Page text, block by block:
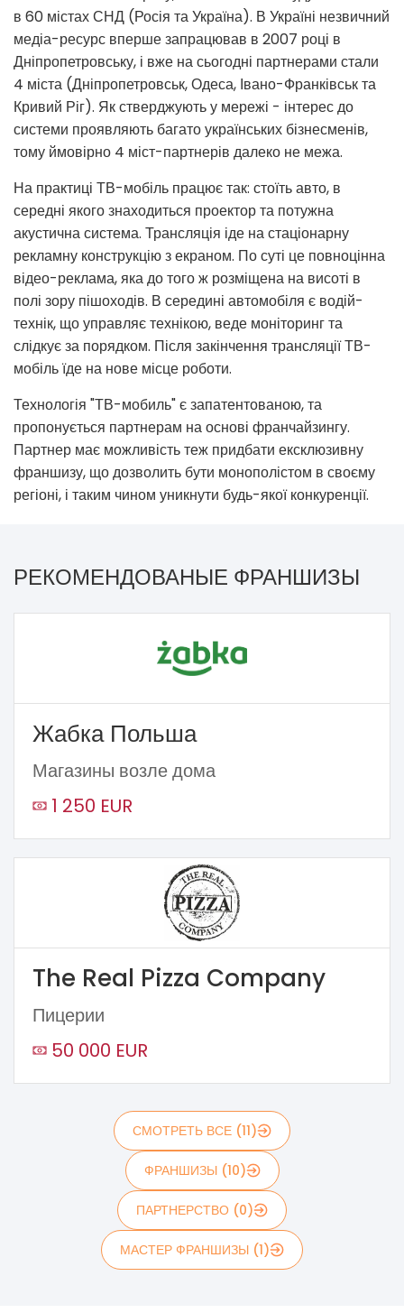
в 60 містах СНД (Росія та Україна). В Україні незвичний
медіа-ресурс вперше запрацював в 2007 році в
Дніпропетровську, і вже на сьогодні партнерами стали
4 міста (Дніпропетровськ, Одеса, Івано-Франківськ та
Кривий Ріг). Як стверджують у мережі - інтерес до
системи проявляють багато українських бізнесменів,
тому ймовірно 4 міст-партнерів далеко не межа.
На практиці ТВ-мобіль працює так: стоїть авто, в
середні якого знаходиться проектор та потужна
акустична система. Трансляція іде на стаціонарну
рекламну конструкцію з екраном. По суті це повноцінна
відео-реклама, яка до того ж розміщена на висоті в
полі зору пішоходів. В середині автомобіля є водій-
технік, що управляє технікою, веде моніторинг та
слідкує за порядком. Після закінчення трансляції ТВ-
мобіль їде на нове місце роботи.
Технологія "ТВ-мобиль" є запатентованою, та
пропонується партнерам на основі франчайзингу.
Партнер має можливість теж придбати ексклюзивну
франшизу, що дозволить бути монополістом в своєму
регіоні, і таким чином уникнути будь-якої конкуренції.
РЕКОМЕНДОВАНЫЕ ФРАНШИЗЫ
Жабка Польша
Магазины возле дома
1 250 EUR
The Real Pizza Company
Пицерии
50 000 EUR
СМОТРЕТЬ ВСЕ (11)
ФРАНШИЗЫ (10)
ПАРТНЕРСТВО (0)
МАСТЕР ФРАНШИЗЫ (1)